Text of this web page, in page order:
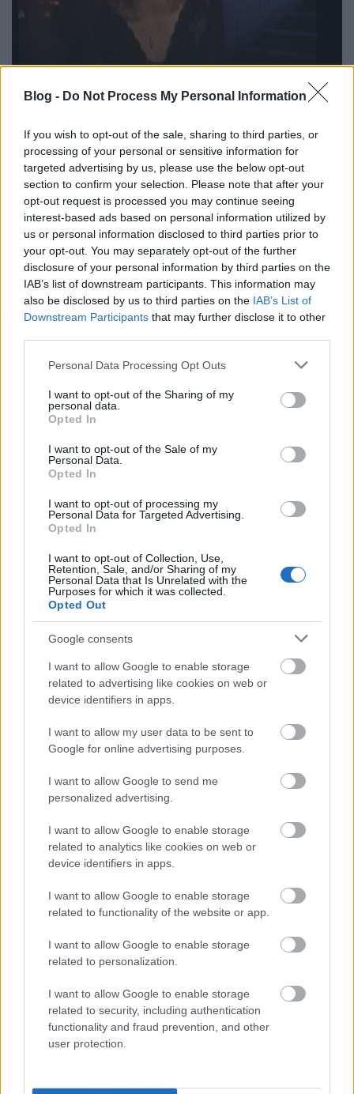
Blog - Do Not Process My Personal Information
If you wish to opt-out of the sale, sharing to third parties, or
processing of your personal or sensitive information for
targeted advertising by us, please use the below opt-out
section to confirm your selection. Please note that after your
opt-out request is processed you may continue seeing
interest-based ads based on personal information utilized by
us or personal information disclosed to third parties prior to
your opt-out. You may separately opt-out of the further
disclosure of your personal information by third parties on the
IAB’s list of downstream participants. This information may
also be disclosed by us to third parties on the IAB’s List of
Downstream Participants that may further disclose it to other
Please note that this website/app uses one or more Google
not limited to your visit or usage behaviour. You may click to
grant or deny consent to Google and its third-party tags to
use your data for below specified purposes in below Google
consent section.
Personal Data Processing Opt Outs
I want to opt-out of the Sharing of my
personal data.
Opted In
I want to opt-out of the Sale of my
Personal Data.
Opted In
I want to opt-out of processing my
Personal Data for Targeted Advertising.
Opted In
I want to opt-out of Collection, Use,
Retention, Sale, and/or Sharing of my
Personal Data that Is Unrelated with the
Purposes for which it was collected.
Opted Out
Google consents
I want to allow Google to enable storage
related to advertising like cookies on web or
device identifiers in apps.
I want to allow my user data to be sent to
Google for online advertising purposes.
I want to allow Google to send me
personalized advertising.
I want to allow Google to enable storage
related to analytics like cookies on web or
device identifiers in apps.
I want to allow Google to enable storage
related to functionality of the website or app.
I want to allow Google to enable storage
related to personalization.
I want to allow Google to enable storage
related to security, including authentication
functionality and fraud prevention, and other
user protection.
Szinkronlegendák Portrésorozat -
Prókai Annamária
paddyd•2019. november 07.
Eredetileg táncosnak készült, később rengeteg
színházi darabban és tévésorozatban láttuk, mégis
talán a hangja miatt emlékszünk rá a legtöbben. Túl
korán ment el, hiszen még mindig csak 56 éves
lenne. Nemrég indult portrésorozatunk második
szereplője a csodás Prókai Annamária. A színésznő
1963.…
Szinkronlegendák Portrésorozat -
Selmeczi Roland
Sokszor és sokat írtunk már évfordulóik kapcsán
korábbi filmek magyar szinkronjáról, ahol
minduntalan említésre kerültek a kor nagy színészei.
Közülük azonban már sokan nincsenek velünk, így
ennek apropóján új, havonta megjelenő
portrésorozatot indítunk, melyben külön-külön
foglalkozunk majd velük…
Magyar hangja: Székhelyi József